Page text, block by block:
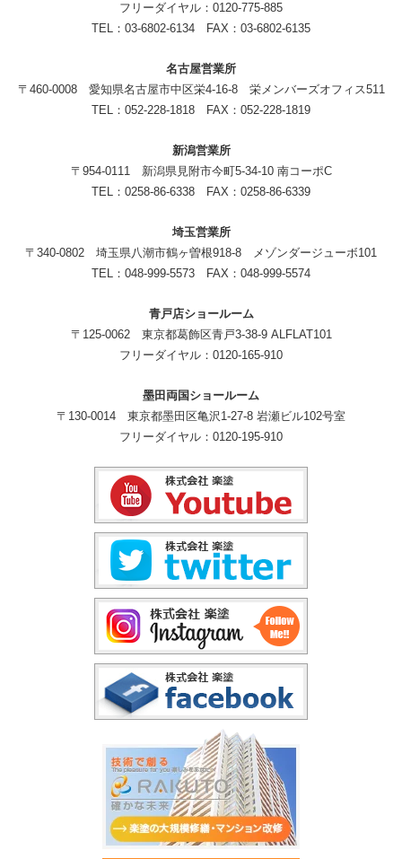
フリーダイヤル：0120-775-885
TEL：03-6802-6134 FAX：03-6802-6135
名古屋営業所
〒460-0008 愛知県名古屋市中区栄4-16-8 栄メンバーズオフィス511
TEL：052-228-1818 FAX：052-228-1819
新潟営業所
〒954-0111 新潟県見附市今町5-34-10 南コーポC
TEL：0258-86-6338 FAX：0258-86-6339
埼玉営業所
〒340-0802 埼玉県八潮市鶴ヶ曽根918-8 メゾンダージューボ101
TEL：048-999-5573 FAX：048-999-5574
青戸店ショールーム
〒125-0062 東京都葛飾区青戸3-38-9 ALFLAT101
フリーダイヤル：0120-165-910
墨田両国ショールーム
〒130-0014 東京都墨田区亀沢1-27-8 岩瀬ビル102号室
フリーダイヤル：0120-195-910